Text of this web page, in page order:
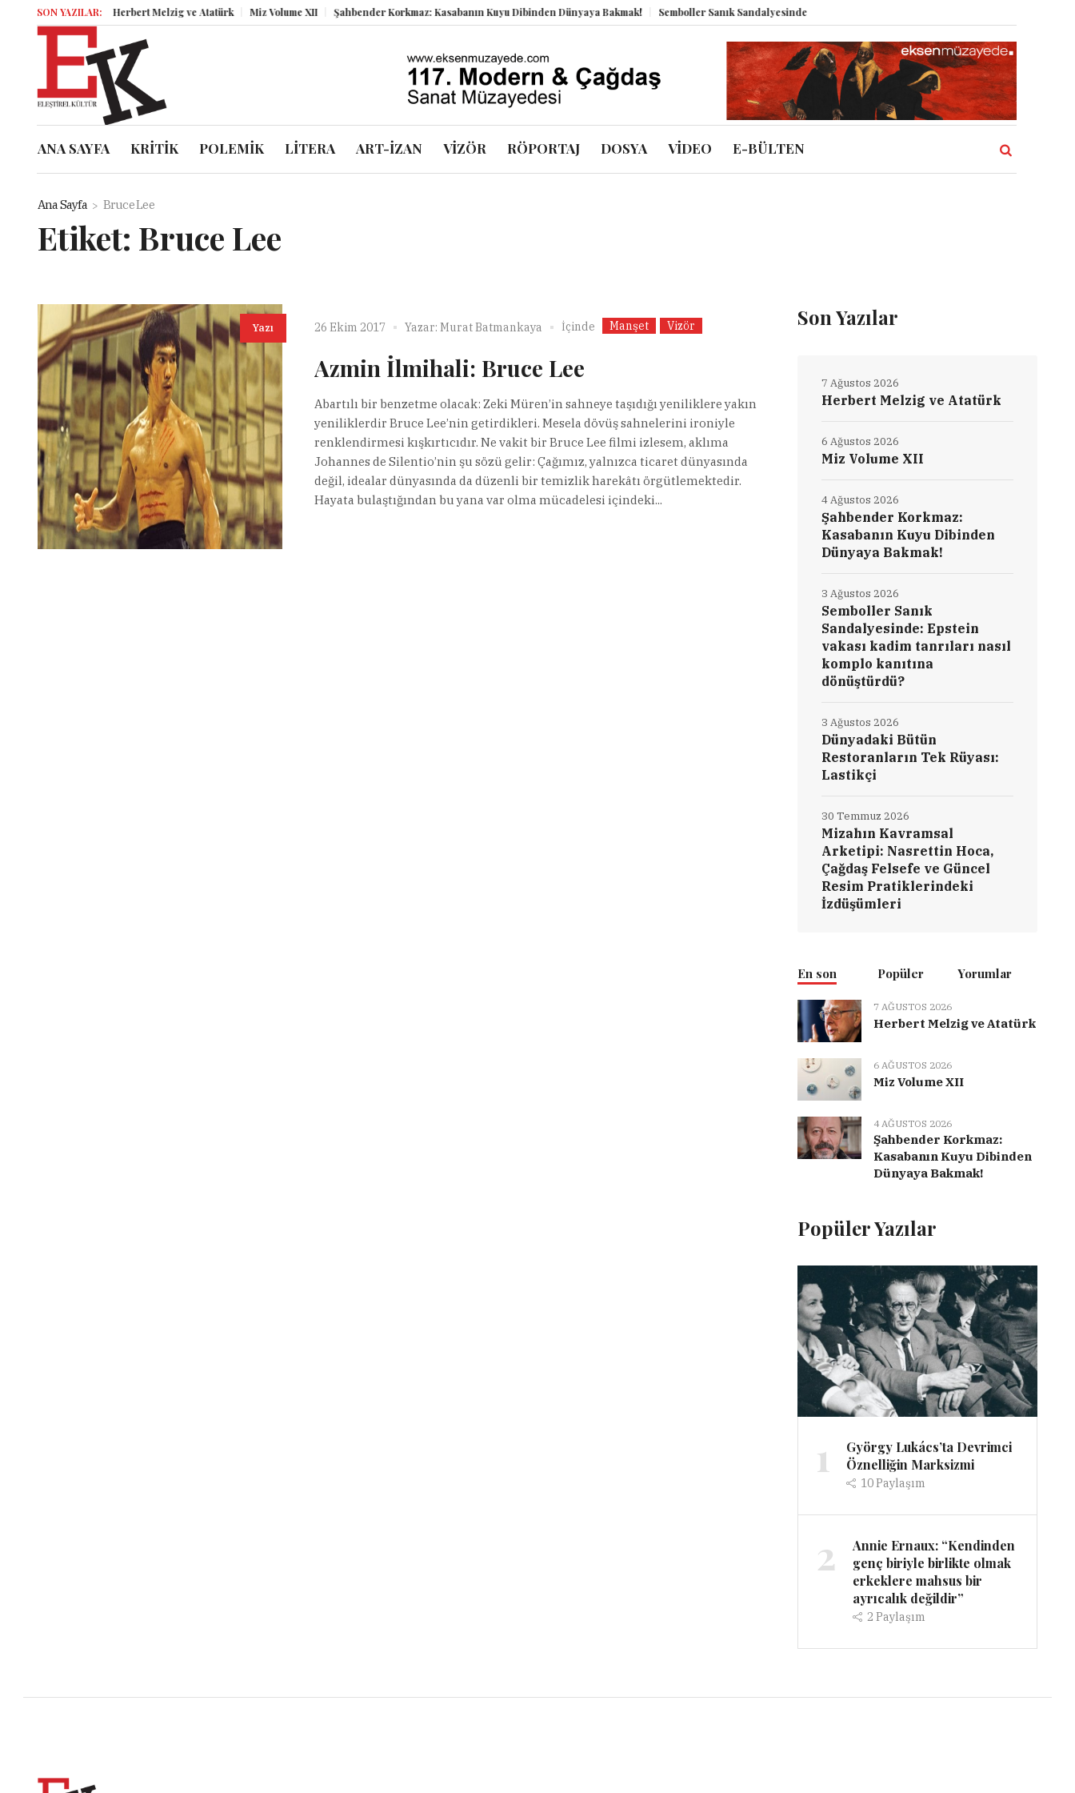
SON YAZILAR:Herbert Melzig ve Atatürk Miz Volume XII Şahbender Korkmaz: Kasabanın Kuyu Dibinden Dünyaya Bakmak! Semboller Sanık Sandalyesinde: Epstein vakası kadim tanrıları nasıl komplo kanıtına
ANA SAYFA KRİTİK POLEMİK LİTERA ART-İZAN VİZÖR RÖPORTAJ DOSYA VİDEO E-BÜLTEN
Ana Sayfa Bruce Lee
Etiket: Bruce Lee
Yazı 26 Ekim 2017 Yazar: Murat Batmankaya İçinde Manşet Vizör
Azmin İlmihali: Bruce Lee
Abartılı bir benzetme olacak: Zeki Müren’in sahneye taşıdığı yeniliklere yakın
yeniliklerdir Bruce Lee’nin getirdikleri. Mesela dövüş sahnelerini ironiyle
renklendirmesi kışkırtıcıdır. Ne vakit bir Bruce Lee filmi izlesem, aklıma
Johannes de Silentio’nin şu sözü gelir: Çağımız, yalnızca ticaret dünyasında
değil, idealar dünyasında da düzenli bir temizlik harekâtı örgütlemektedir.
Hayata bulaştığından bu yana var olma mücadelesi içindeki...
Son Yazılar
Herbert Melzig ve Atatürk
7 Ağustos 2026
Miz Volume XII
6 Ağustos 2026
Şahbender Korkmaz:
Kasabanın Kuyu Dibinden
Dünyaya Bakmak!
4 Ağustos 2026
Semboller Sanık
Sandalyesinde: Epstein
vakası kadim tanrıları nasıl
komplo kanıtına
dönüştürdü?
3 Ağustos 2026
Dünyadaki Bütün
Restoranların Tek Rüyası:
Lastikçi
3 Ağustos 2026
Mizahın Kavramsal
Arketipi: Nasrettin Hoca,
Çağdaş Felsefe ve Güncel
Resim Pratiklerindeki
İzdüşümleri
30 Temmuz 2026
En son Popüler Yorumlar
7 AĞUSTOS 2026
Herbert Melzig ve Atatürk
6 AĞUSTOS 2026
Miz Volume XII
4 AĞUSTOS 2026
Şahbender Korkmaz:
Kasabanın Kuyu Dibinden
Dünyaya Bakmak!
Popüler Yazılar
1
György Lukács’ta Devrimci
Öznelliğin Marksizmi
10Paylaşım
2
Annie Ernaux: “Kendinden
genç biriyle birlikte olmak
erkeklere mahsus bir
ayrıcalık değildir”
2Paylaşım